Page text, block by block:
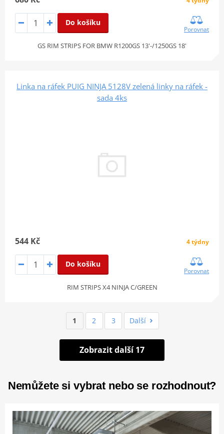
Do košíku
Porovnat
GS RIM STRIPS FOR BMW R1200GS 13'-/1250GS 18'
Linka na ráfek PUIG NINJA 5128V zelená linky na ráfek -
sada 4ks
544 Kč 4 týdny
Do košíku
Porovnat
RIM STRIPS X4 NINJA C/GREEN
1 2 3 Další
Zobrazit další 17
Nemůžete si vybrat nebo se rozhodnout?